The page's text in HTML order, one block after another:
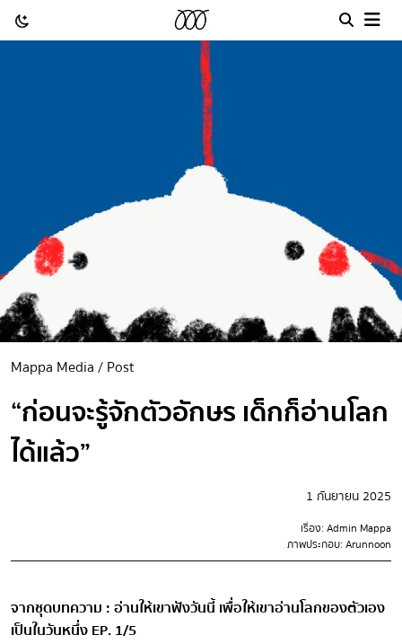
Mappa Media / Post
“ก่อนจะรู้จักตัวอักษร เด็กก็อ่านโลก
ได้แล้ว”
1 กันยายน 2025
เรื่อง: Admin Mappa
ภาพประกอบ: Arunnoon
จากชุดบทความ : อ่านให้เขาฟังวันนี้ เพื่อให้เขาอ่านโลกของตัวเอง
เป็นในวันหนึ่ง EP. 1/5